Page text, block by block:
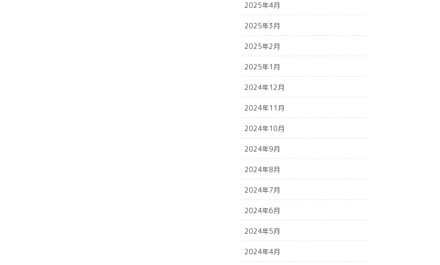
2025年4月
2025年3月
2025年2月
2025年1月
2024年12月
2024年11月
2024年10月
2024年9月
2024年8月
2024年7月
2024年6月
2024年5月
2024年4月